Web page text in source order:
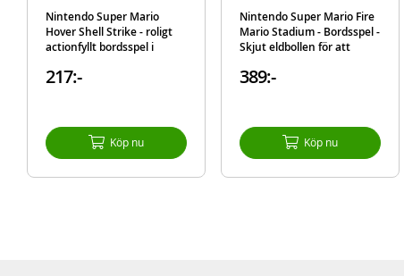
Nintendo Super Mario
Hover Shell Strike - roligt
actionfyllt bordsspel i
217:-
Köp nu
Nintendo Super Mario Fire
Mario Stadium - Bordsspel -
Skjut eldbollen för att
389:-
Köp nu